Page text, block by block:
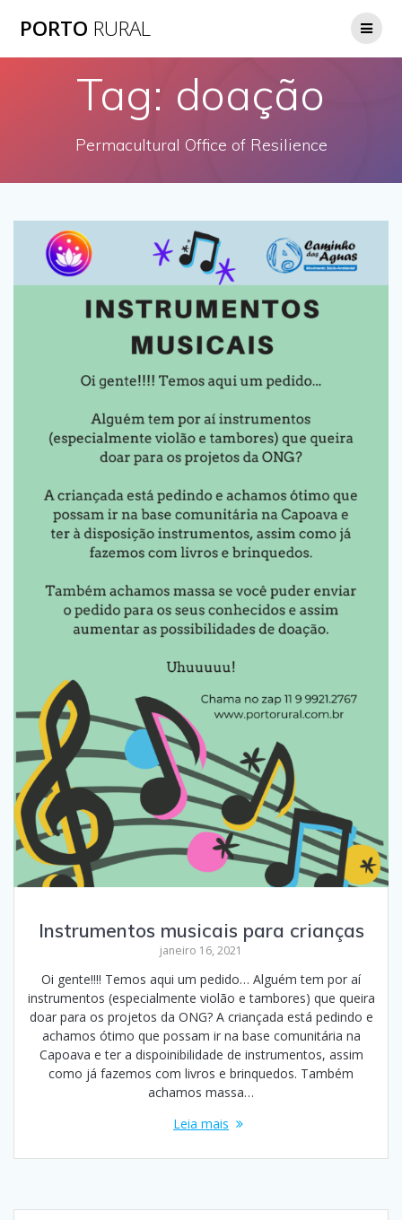
PORTO RURAL
Tag: doação
Permacultural Office of Resilience
Instrumentos musicais para crianças
janeiro 16, 2021
Oi gente!!!! Temos aqui um pedido… Alguém tem por aí
instrumentos (especialmente violão e tambores) que queira
doar para os projetos da ONG? A criançada está pedindo e
achamos ótimo que possam ir na base comunitária na
Capoava e ter a dispoinibilidade de instrumentos, assim
como já fazemos com livros e brinquedos. Também
achamos massa…
Leia mais